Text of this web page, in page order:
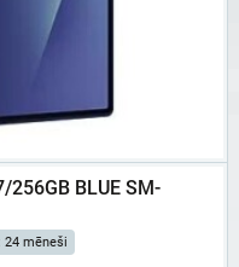
256GB BLUE SM-
24 mēneši